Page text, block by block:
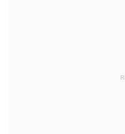
Dziennik Urzędowy